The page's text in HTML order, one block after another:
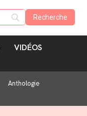
VIDÉOS
Anthologie